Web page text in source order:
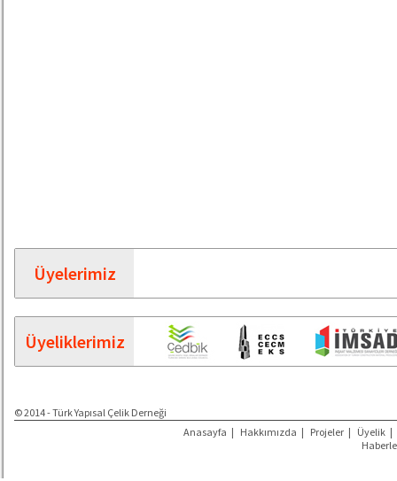
Üyelerimiz
Üyeliklerimiz
© 2014 - Türk Yapısal Çelik Derneği
Anasayfa | Hakkımızda | Projeler | Üyelik |